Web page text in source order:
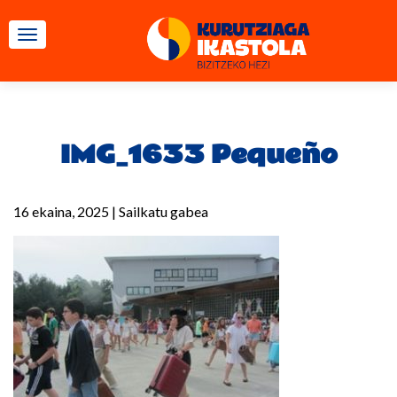
TOGGLE NAVIGATION
IMG_1633 Pequeño
16 ekaina, 2025 | Sailkatu gabea